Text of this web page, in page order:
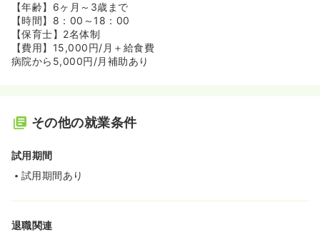
【年齢】6ヶ月～3歳まで
【時間】8：00～18：00
【保育士】2名体制
【費用】15,000円/月＋給食費
病院から5,000円/月補助あり
その他の就業条件
試用期間
試用期間あり
退職関連